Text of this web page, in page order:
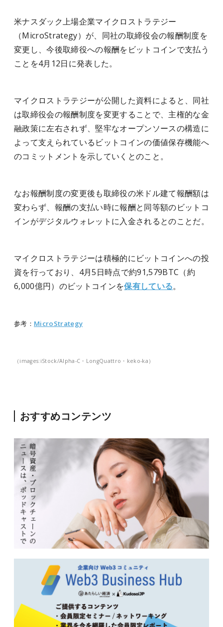
米ナスダック上場企業マイクロストラテジー
（MicroStrategy）が、同社の取締役会の報酬制度を
変更し、今後取締役への報酬をビットコインで支払う
ことを4月12日に発表した。
マイクロストラテジーが公開した資料によると、同社
は取締役会の報酬制度を変更することで、主権的な金
融政策に左右されず、堅牢なオープンソースの構造に
よって支えられているビットコインの価値保存機能へ
のコミットメントを示していくとのこと。
なお報酬制度の変更後も取締役の米ドル建て報酬額は
変わらず、報酬の支払い時に報酬と同等額のビットコ
インがデジタルウォレットに入金されるとのことだ。
マイクロストラテジーは積極的にビットコインへの投
資を行っており、4月5日時点で約91,579BTC（約
6,000億円）のビットコインを保有している。
参考： MicroStrategy
（images:iStock/Alpha-C・LongQuattro・keko-ka ）
おすすめコンテンツ